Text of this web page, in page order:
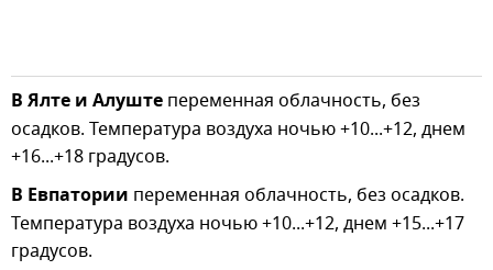
В Ялте и Алуште переменная облачность, без
осадков. Температура воздуха ночью +10...+12, днем
+16...+18 градусов.
В Евпатории переменная облачность, без осадков.
Температура воздуха ночью +10...+12, днем +15...+17
градусов.